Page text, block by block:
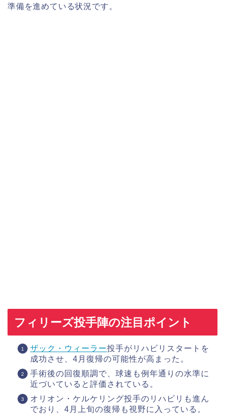
準備を進めている状況です。
フィリーズ投手陣の注目ポイント
ザック・ウィーラー投手がリハビリスタートを
成功させ、4月復帰の可能性が高まった。
手術後の回復順調で、球速も例年通りの水準に
近づいていると評価されている。
オリオン・ケルケリング投手のリハビリも進ん
でおり、4月上旬の復帰も視野に入っている。